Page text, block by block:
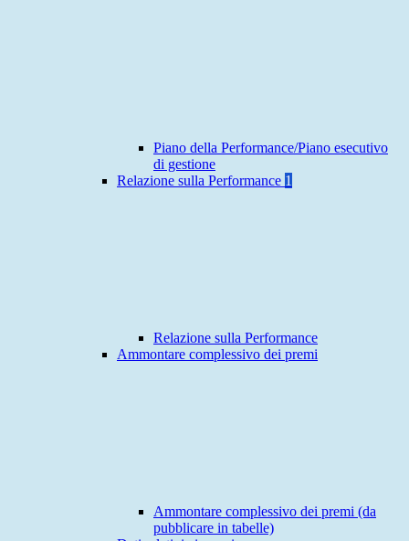
Piano della Performance/Piano esecutivo
di gestione
Relazione sulla Performance 1
Relazione sulla Performance
Ammontare complessivo dei premi
Ammontare complessivo dei premi (da
pubblicare in tabelle)